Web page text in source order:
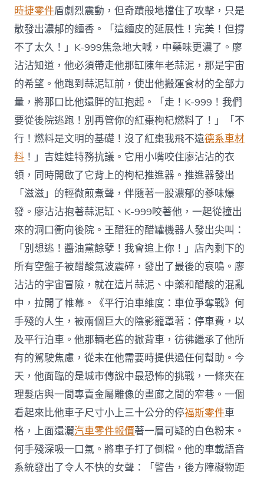
時捷零件盾劇烈震動，但奇蹟般地擋住了攻擊，只是
散發出濃郁的麵香。「這麵皮的延展性！完美！但撐
不了太久！」K-999焦急地大喊，中藥味更濃了。廖
沾沾知道，他必須帶走他那缸陳年老蒜泥，那是宇宙
的希望。他跑到蒜泥缸前，使出他搬運食材的全部力
量，將那口比他還胖的缸抱起。「走！K-999！我們
要從後院逃跑！別再管你的紅棗枸杞燃料了！」「不
行！燃料是文明的基礎！沒了紅棗我飛不遠德系車材
料 ！」吉娃娃特務抗議。它用小嘴咬住廖沾沾的衣
領，同時開啟了它背上的枸杞推進器。推進器發出
「滋滋」的輕微煎煮聲，伴隨著一股濃郁的蔘味爆
發。廖沾沾抱著蒜泥缸、K-999咬著他，一起從撞出
來的洞口衝向後院。王醋狂的醋罐機器人發出尖叫：
「別想逃！醬油黨餘孽！我會追上你！」店內剩下的
所有空盤子被醋酸氣波震碎，發出了最後的哀鳴。廖
沾沾的宇宙冒險，就在這片蒜泥、中藥和醋酸的混亂
中，拉開了帷幕。《平行泊車維度：車位爭奪戰》何
手殘的人生，被兩個巨大的陰影籠罩著：停車費，以
及平行泊車。他那輛老舊的掀背車，彷彿繼承了他所
有的駕駛焦慮，從未在他需要時提供過任何幫助。今
天，他面臨的是城市傳說中最恐怖的挑戰，一條夾在
理髮店與一間專賣金屬雕像的畫廊之間的窄巷。一個
看起來比他車子尺寸小上三十公分的停福斯零件車
格，上面還灑汽車零件報價著一層可疑的白色粉末。
何手殘深吸一口氣。將車子打了倒檔。他的車載語音
系統發出了令人不快的女聲：「警告，後方障礙物距